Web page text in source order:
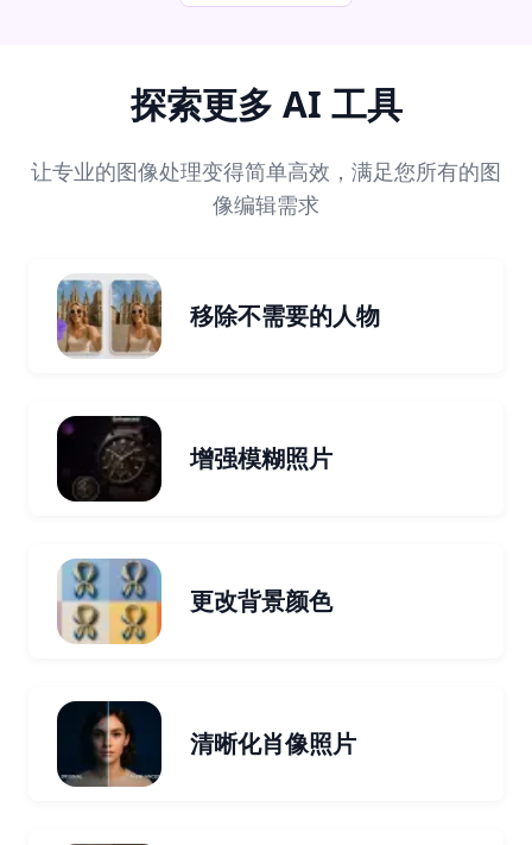
探索更多 AI 工具
让专业的图像处理变得简单高效，满足您所有的图
像编辑需求
移除不需要的人物
增强模糊照片
更改背景颜色
清晰化肖像照片